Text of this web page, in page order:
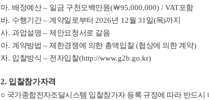
마. 배정예산– 일금 구천오백만원(￦95,000,000) / VAT포함
바. 수행기간– 계약일로부터2026년 12월31일(목)까지
사. 과업설명–제안요청서로 갈음
아. 계약방법–제한경쟁에 의한 총액입찰(협상에 의한 계약)
자. 입찰방식– 전자입찰(http://www.g2b.go.kr)
2. 입찰참가자격
○ 국가종합전자조달시스템 입찰참가자 등록 규정에 따라 반드